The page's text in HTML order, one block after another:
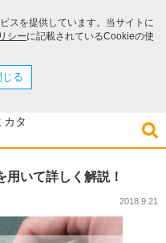
スを提供しています。当サイトに
シーに記載されているCookieの使
じる
いて詳しく解説！
2018.9.21